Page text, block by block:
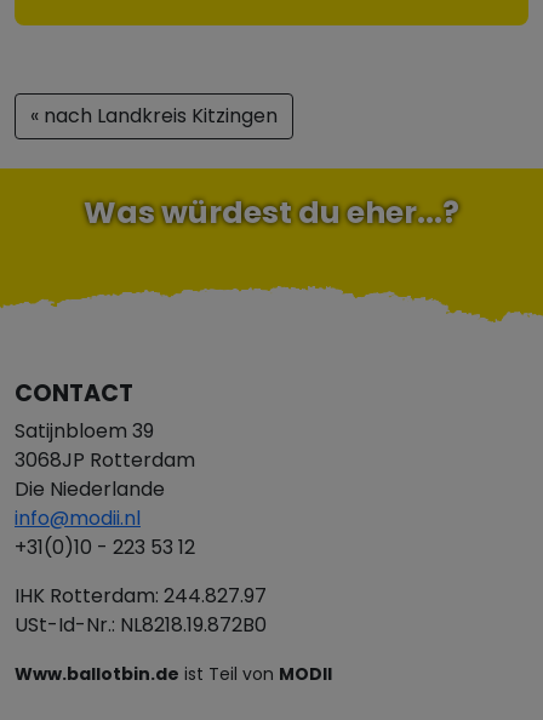
« nach Landkreis Kitzingen
Was würdest du eher...?
CONTACT
Satijnbloem 39
3068JP Rotterdam
Die Niederlande
info@modii.nl
+31(0)10 - 223 53 12
IHK Rotterdam: 244.827.97
USt-Id-Nr.: NL8218.19.872B0
Www.ballotbin.de ist Teil von MODII